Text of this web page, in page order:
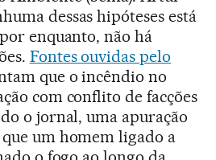
dessas hipóteses está
enquanto, não há
Fontes ouvidas pelo
que o incêndio no
com conflito de facções
o jornal, uma apuração
um homem ligado a